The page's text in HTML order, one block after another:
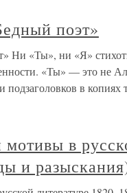
поэт»
Ни «Ты», ни «Я»
«Ты» — это не
в
в
и